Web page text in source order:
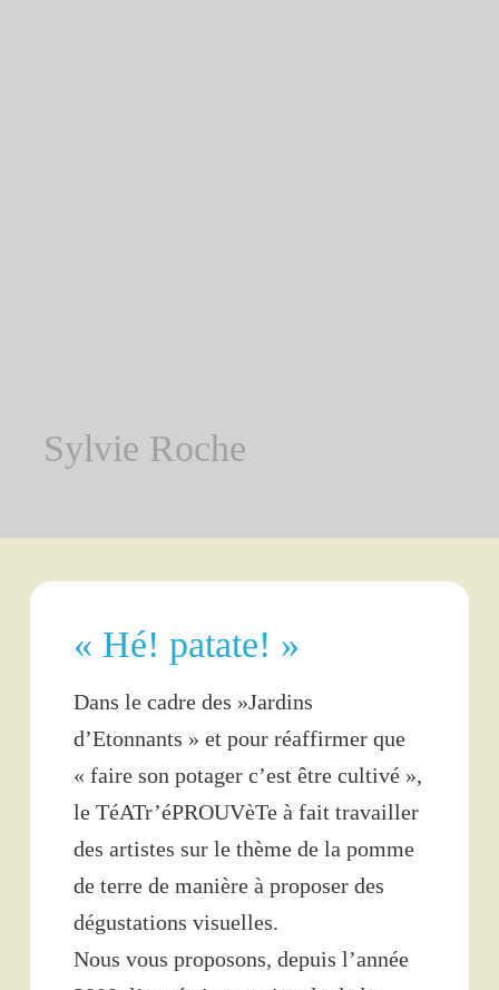
Sylvie Roche
« Hé! patate! »
Dans le cadre des »Jardins
d’Etonnants » et pour réaffirmer que
« faire son potager c’est être cultivé »,
le TéATr’éPROUVèTe à fait travailler
des artistes sur le thème de la pomme
de terre de manière à proposer des
dégustations visuelles.
Nous vous proposons, depuis l’année